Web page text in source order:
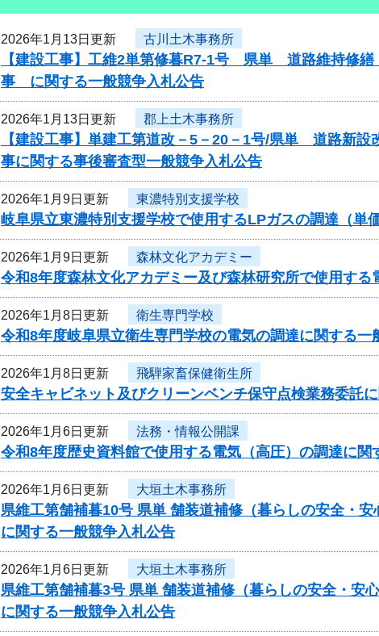
2026年1月13日更新 古川土木事務所
【建設工事】工維2単第修暮R7-1号 県単 道路維持修
事 に関する一般競争入札公告
2026年1月13日更新 郡上土木事務所
【建設工事】単建工第道改－5－20－1号/県単 道路新
事に関する事後審査型一般競争入札公告
2026年1月9日更新 東濃特別支援学校
岐阜県立東濃特別支援学校で使用するLPガスの調達（
2026年1月9日更新 森林文化アカデミー
令和8年度森林文化アカデミー及び森林研究所で使用す
2026年1月8日更新 衛生専門学校
令和8年度岐阜県立衛生専門学校の電気の調達に関する一
2026年1月8日更新 飛騨家畜保健衛生所
安全キャビネット及びクリーンベンチ保守点検業務委託
2026年1月6日更新 法務・情報公開課
令和8年度歴史資料館で使用する電気（高圧）の調達に関
2026年1月6日更新 大垣土木事務所
県維工第舗補暮10号 県単 舗装道補修（暮らしの安全・
に関する一般競争入札公告
2026年1月6日更新 大垣土木事務所
県維工第舗補暮3号 県単 舗装道補修（暮らしの安全・安
に関する一般競争入札公告